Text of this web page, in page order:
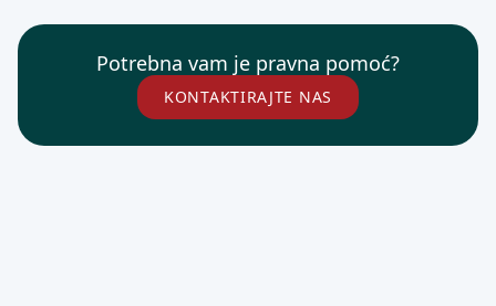
Potrebna vam je pravna pomoć?
KONTAKTIRAJTE NAS